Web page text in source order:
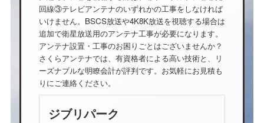
回線③テレビアンテナのいずれかの工事をしなければ
いけません。BSCS放送や4K8K放送を視聴する場合は
追加で衛星放送用のアンテナ工事が必要になります。
アンテナ設置・工事のお困りごとはございませんか？
さくらアンテナでは、有資格者による高い技術と、リ
ーズナブルな明瞭会計が評判です。お気軽にお見積も
りにご連絡ください。
ジブリパーク